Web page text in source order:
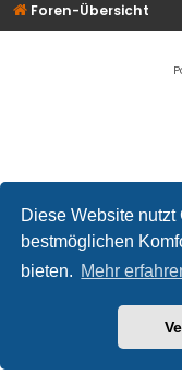
Diese Website
bestmöglichen
bieten. Mehr
Foren-Übersicht